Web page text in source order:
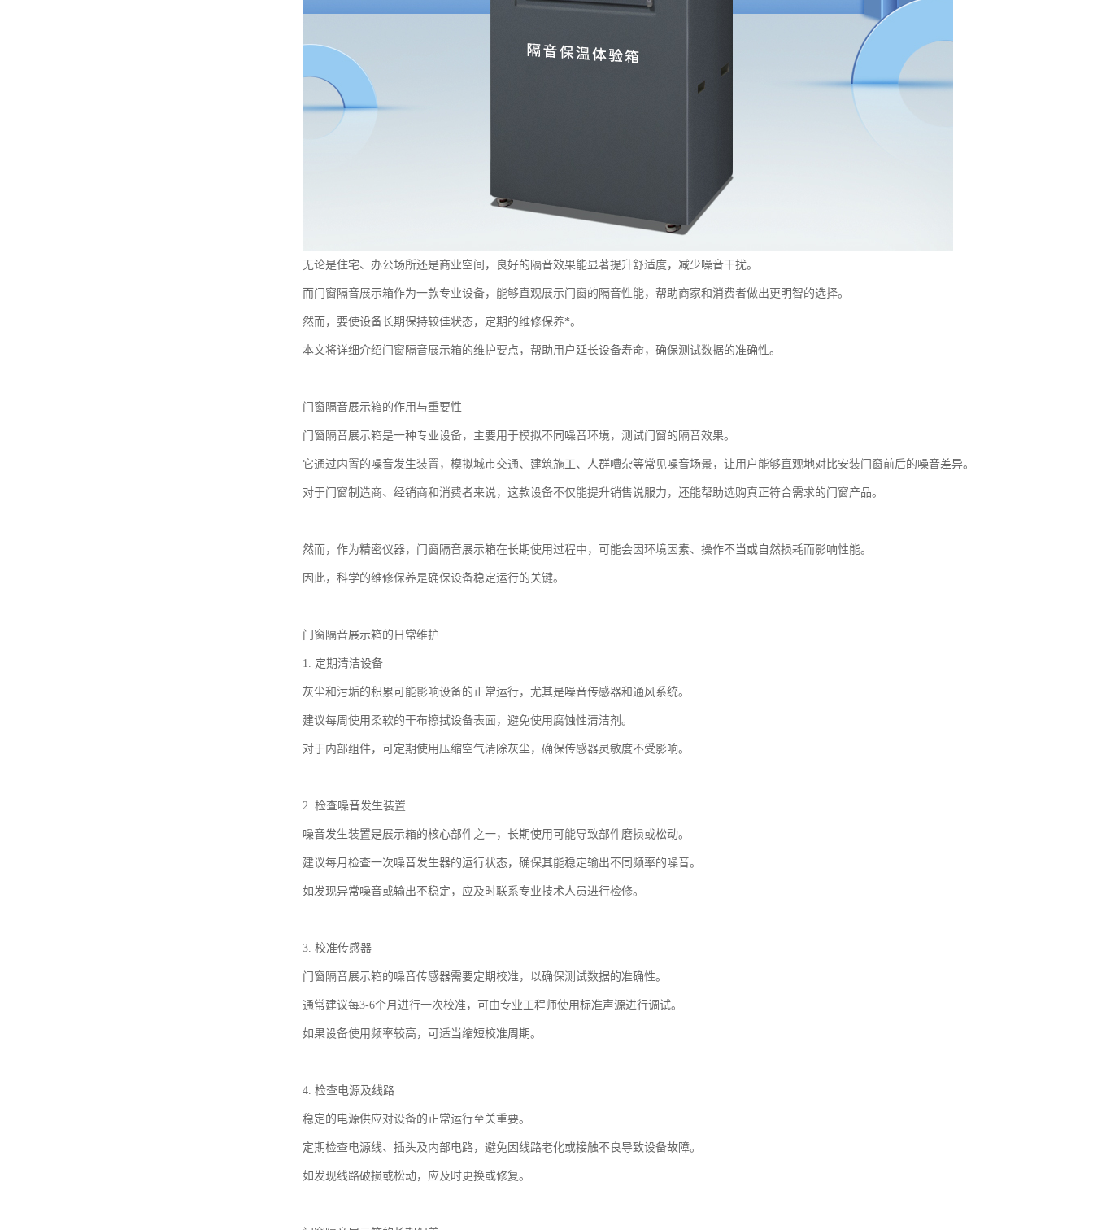
无论是住宅、办公场所还是商业空间，良好的隔音效果能显著提升舒适度，减少噪音干扰。
而门窗隔音展示箱作为一款专业设备，能够直观展示门窗的隔音性能，帮助商家和消费者做出更明智的选择。
然而，要使设备长期保持较佳状态，定期的维修保养*。
本文将详细介绍门窗隔音展示箱的维护要点，帮助用户延长设备寿命，确保测试数据的准确性。
门窗隔音展示箱的作用与重要性
门窗隔音展示箱是一种专业设备，主要用于模拟不同噪音环境，测试门窗的隔音效果。
它通过内置的噪音发生装置，模拟城市交通、建筑施工、人群嘈杂等常见噪音场景，让用户能够直观地对比安装门窗前后的噪音差异。
对于门窗制造商、经销商和消费者来说，这款设备不仅能提升销售说服力，还能帮助选购真正符合需求的门窗产品。
然而，作为精密仪器，门窗隔音展示箱在长期使用过程中，可能会因环境因素、操作不当或自然损耗而影响性能。
因此，科学的维修保养是确保设备稳定运行的关键。
门窗隔音展示箱的日常维护
1. 定期清洁设备
灰尘和污垢的积累可能影响设备的正常运行，尤其是噪音传感器和通风系统。
建议每周使用柔软的干布擦拭设备表面，避免使用腐蚀性清洁剂。
对于内部组件，可定期使用压缩空气清除灰尘，确保传感器灵敏度不受影响。
2. 检查噪音发生装置
噪音发生装置是展示箱的核心部件之一，长期使用可能导致部件磨损或松动。
建议每月检查一次噪音发生器的运行状态，确保其能稳定输出不同频率的噪音。
如发现异常噪音或输出不稳定，应及时联系专业技术人员进行检修。
3. 校准传感器
门窗隔音展示箱的噪音传感器需要定期校准，以确保测试数据的准确性。
通常建议每3-6个月进行一次校准，可由专业工程师使用标准声源进行调试。
如果设备使用频率较高，可适当缩短校准周期。
4. 检查电源及线路
稳定的电源供应对设备的正常运行至关重要。
定期检查电源线、插头及内部电路，避免因线路老化或接触不良导致设备故障。
如发现线路破损或松动，应及时更换或修复。